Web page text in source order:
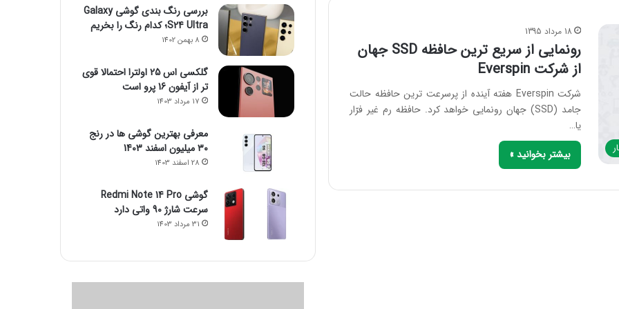
18 مرداد 1395
رونمایی از سریع ترین حافظه SSD جهان
از شرکت Everspin
شرکت Everspin هفته آینده از پرسرعت ترین حافظه حالت
جامد (SSD) جهان رونمایی خواهد کرد. حافظه رم غیر فرّار
یا…
بیشتر بخوانید »
بررسی رنگ بندی گوشی Galaxy
S24 Ultra؛ کدام رنگ را بخریم
8 بهمن 1402
گلکسی اس 25 اولترا احتمالا قوی
تر از آیفون 16 پرو است
17 مرداد 1403
معرفی بهترین گوشی ها در رنج
۳۰ میلیون اسفند 1403
28 اسفند 1403
گوشی Redmi Note 14 Pro
سرعت شارژ 90 واتی دارد
31 مرداد 1403